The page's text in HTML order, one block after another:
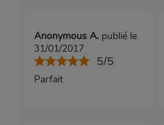
Anonymous A. publié le
31/01/2017
5/5
Parfait